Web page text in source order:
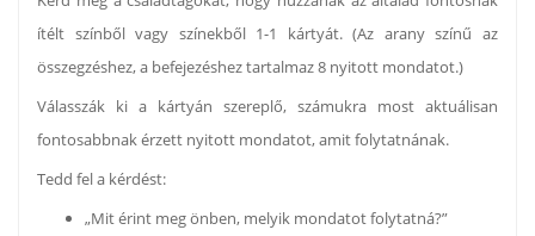
ítélt színből vagy színekből 1-1 kártyát. (Az arany színű az
összegzéshez, a befejezéshez tartalmaz 8 nyitott mondatot.)
Válasszák ki a kártyán szereplő, számukra most aktuálisan
fontosabbnak érzett nyitott mondatot, amit folytatnának.
Tedd fel a kérdést:
„Mit érint meg önben, melyik mondatot folytatná?”